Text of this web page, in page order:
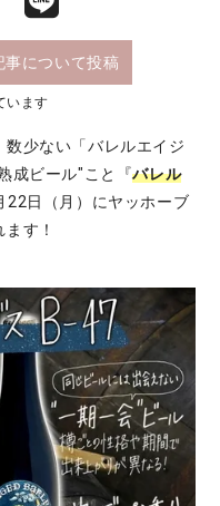
事について投稿
います
少ない「バレルエイジ
成ビール"こと『バレル
22日（月）にヤッホーブ
す！